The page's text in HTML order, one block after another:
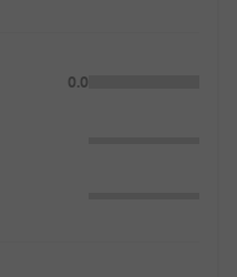
0.0